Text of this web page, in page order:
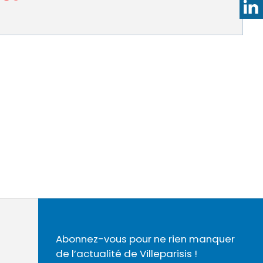
Abonnez-vous pour ne rien manquer
de l’actualité de Villeparisis !